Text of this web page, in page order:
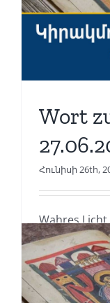
Wort
Հունիսի 26th,
Wahres
von
Read More